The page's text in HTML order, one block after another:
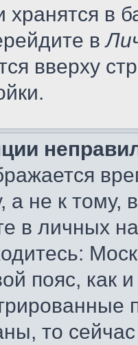
хранятся в
в
вверху
а не к тому,
в личных
пояс, как
то